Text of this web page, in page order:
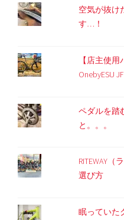
空気が抜け
す…！
【店主使
OnebyESU
ペダルを踏
と。。。
RITEWAY
選び方
眠っていた